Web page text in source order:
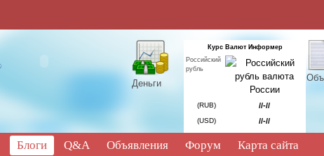
Деньги
Курс Валют Информер
Российский
рубль
(RUB) //-//
(USD) //-//
Блоги Q&A Объявления Форум Карта сайта